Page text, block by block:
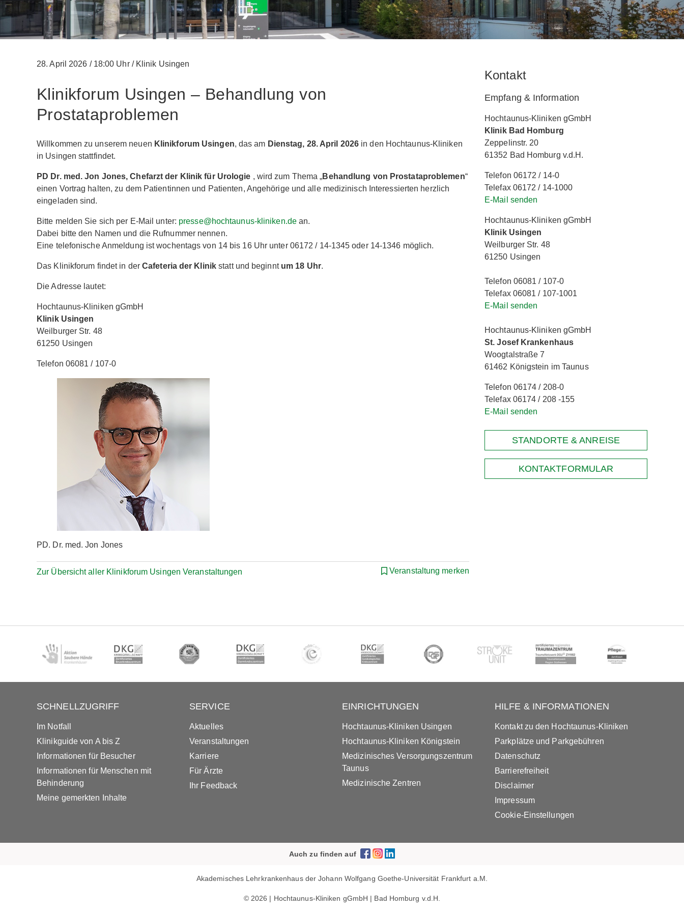
28. April 2026 /18:00 Uhr /Klinik Usingen
Klinikforum Usingen – Behandlung von
Prostataproblemen
Willkommen zu unserem neuen Klinikforum Usingen, das am Dienstag, 28. April 2026 in den Hochtaunus-Kliniken
in Usingen stattfindet.
PD Dr. med. Jon Jones, Chefarzt der Klinik für Urologie , wird zum Thema „Behandlung von Prostataproblemen“
einen Vortrag halten, zu dem Patientinnen und Patienten, Angehörige und alle medizinisch Interessierten herzlich
eingeladen sind.
Bitte melden Sie sich per E-Mail unter: presse@hochtaunus-kliniken.dean.
Dabei bitte den Namen und die Rufnummer nennen.
Eine telefonische Anmeldung ist wochentags von 14 bis 16 Uhr unter 06172 / 14-1345 oder 14-1346 möglich.
Das Klinikforum findet in der Cafeteria der Klinik statt und beginnt um 18 Uhr.
Die Adresse lautet:
Hochtaunus-Kliniken gGmbH
Klinik Usingen
Weilburger Str. 48
61250 Usingen
Telefon 06081 / 107-0
PD. Dr. med. Jon Jones
Zur Übersicht aller Klinikforum Usingen Veranstaltungen Veranstaltung merken
Kontakt
Empfang & Information
Hochtaunus-Kliniken gGmbH
Klinik Bad Homburg
Zeppelinstr. 20
61352 Bad Homburg v.d.H.
Telefon 06172 / 14-0
Telefax 06172 / 14-1000
E-Mail senden
Hochtaunus-Kliniken gGmbH
Klinik Usingen
Weilburger Str. 48
61250 Usingen
Telefon 06081 / 107-0
Telefax 06081 / 107-1001
E-Mail senden
Hochtaunus-Kliniken gGmbH
St. Josef Krankenhaus
Woogtalstraße 7
61462 Königstein im Taunus
Telefon 06174 / 208-0
Telefax 06174 / 208 -155
E-Mail senden
STANDORTE & ANREISE
KONTAKTFORMULAR
SCHNELLZUGRIFF
Im Notfall
Klinikguide von A bis Z
Informationen für Besucher
Informationen für Menschen mit
Behinderung
Meine gemerkten Inhalte
SERVICE
Aktuelles
Veranstaltungen
Karriere
Für Ärzte
Ihr Feedback
EINRICHTUNGEN
Hochtaunus-Kliniken Usingen
Hochtaunus-Kliniken Königstein
Medizinisches Versorgungszentrum
Taunus
Medizinische Zentren
HILFE & INFORMATIONEN
Kontakt zu den Hochtaunus-Kliniken
Parkplätze und Parkgebühren
Datenschutz
Barrierefreiheit
Disclaimer
Impressum
Cookie-Einstellungen
Auch zu finden auf
Akademisches Lehrkrankenhaus der Johann Wolfgang Goethe-Universität Frankfurt a.M.
© 2026 | Hochtaunus-Kliniken gGmbH | Bad Homburg v.d.H.